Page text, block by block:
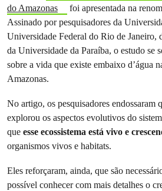
do Amazonas
foi apresentada na
Assinado por pesquisadores da
Universidade Federal do Rio de Janeiro,
da Universidade da Paraíba, o estudo se
sobre a vida que existe embaixo d’água
Amazonas.
No artigo, os pesquisadores endossaram
explorou os aspectos evolutivos do
que esse ecossistema está vivo e
organismos vivos e habitats.
Eles reforçaram, ainda, que são
possível conhecer com mais detalhes o